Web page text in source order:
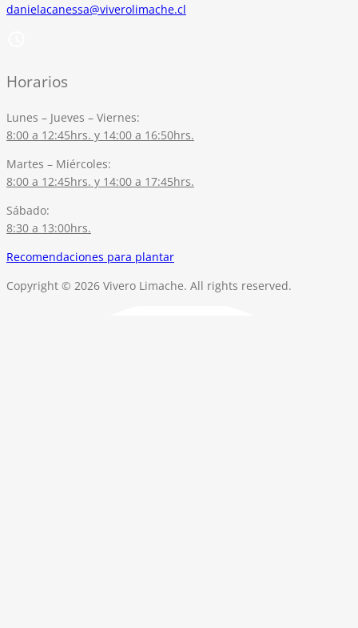
danielacanessa@viverolimache.cl
Horarios
Lunes – Jueves – Viernes:
8:00 a 12:45hrs. y 14:00 a 16:50hrs.
Martes – Miércoles:
8:00 a 12:45hrs. y 14:00 a 17:45hrs.
Sábado:
8:30 a 13:00hrs.
Recomendaciones para plantar
Copyright © 2026 Vivero Limache. All rights reserved.